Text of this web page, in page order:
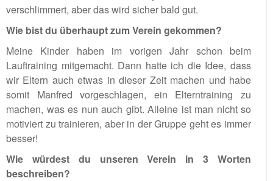
verschlimmert, aber das wird sicher bald gut.
Wie bist du überhaupt zum Verein gekommen?
Meine Kinder haben im vorigen Jahr schon beim
Lauftraining mitgemacht. Dann hatte ich die Idee, dass
wir Eltern auch etwas in dieser Zeit machen und habe
somit Manfred vorgeschlagen, ein Elterntraining zu
machen, was es nun auch gibt. Alleine ist man nicht so
motiviert zu trainieren, aber in der Gruppe geht es immer
besser!
Wie würdest du unseren Verein in 3 Worten
beschreiben?